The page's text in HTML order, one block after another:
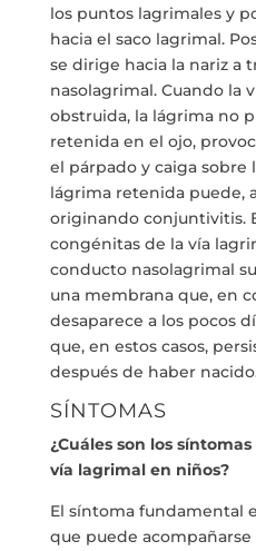
los puntos lagrimales y
hacia el saco lagrimal.
se dirige hacia la nariz a
nasolagrimal. Cuando la
obstruida, la lágrima no
retenida en el ojo,
el párpado y caiga sobre
lágrima retenida puede,
originando conjuntivitis.
congénitas de la vía
conducto nasolagrimal
una membrana que, en
desaparece a los pocos
que, en estos casos,
después de haber
SÍNTOMAS
¿Cuáles son los
vía lagrimal en niños?
El síntoma fundamental
que puede